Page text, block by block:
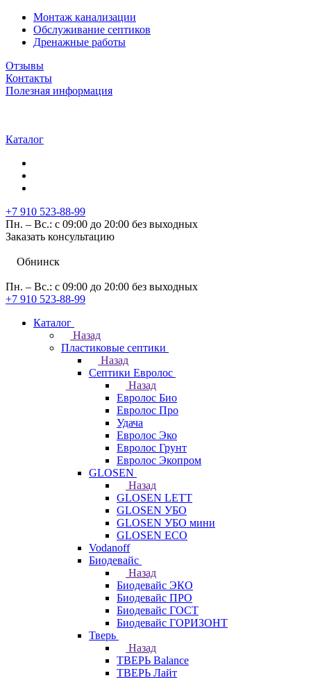
Монтаж канализации
Обслуживание септиков
Дренажные работы
Отзывы
Контакты
Полезная информация
Каталог
+7 910 523-88-99
Пн. – Вс.: с 09:00 до 20:00 без выходных
Заказать консультацию
Обнинск
Пн. – Вс.: с 09:00 до 20:00 без выходных
+7 910 523-88-99
Каталог
Назад
Пластиковые септики
Назад
Септики Евролос
Назад
Евролос Био
Евролос Про
Удача
Евролос Эко
Евролос Грунт
Евролос Экопром
GLOSEN
Назад
GLOSEN LETT
GLOSEN УБО
GLOSEN УБО мини
GLOSEN ECO
Vodanoff
Биодевайс
Назад
Биодевайс ЭКО
Биодевайс ПРО
Биодевайс ГОСТ
Биодевайс ГОРИЗОНТ
Тверь
Назад
ТВЕРЬ Balance
ТВЕРЬ Лайт